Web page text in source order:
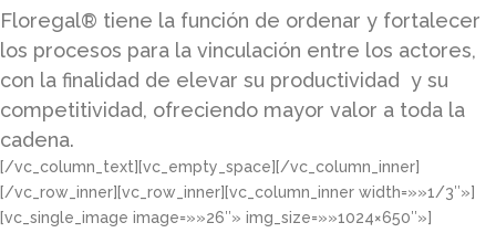
Floregal® tiene la función de ordenar y fortalecer
los procesos para la vinculación entre los actores,
con la finalidad de elevar su productividad y su
competitividad, ofreciendo mayor valor a toda la
cadena.
[/vc_column_text][vc_empty_space][/vc_column_inner]
[/vc_row_inner][vc_row_inner][vc_column_inner width=»»1/3″»]
[vc_single_image image=»»26″» img_size=»»1024×650″»]